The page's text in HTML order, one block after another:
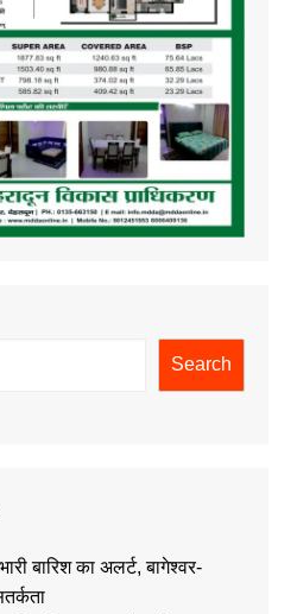
Search
बारिश का अलर्ट, बागेश्वर-